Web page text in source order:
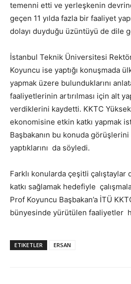
temenni etti ve yerleşkenin
geçen 11 yılda fazla bir faaliyet
dolayı duyduğu üzüntüyü de dile
İstanbul Teknik Üniversitesi
Koyuncu ise yaptığı konuşmada
yapmak üzere bulunduklarını
faaliyetlerinin artırılması için alt
verdiklerini kaydetti. KKTC
ekonomisine etkin katkı yapmak
Başbakanın bu konuda
yaptıklarını da söyledi.
Farklı konularda çeşitli çalıştaylar
katkı sağlamak hedefiyle
Prof Koyuncu Başbakan’a İTÜ
bünyesinde yürütülen faaliyetler
ETIKETLER ERSAN